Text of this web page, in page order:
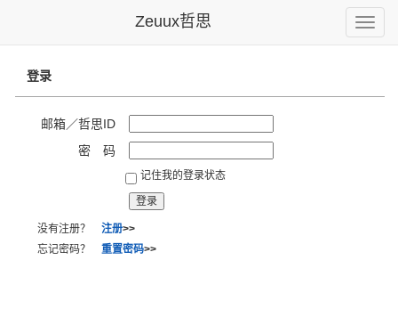
Toggle
Zeuux哲思
登录
邮箱／哲思ID
密 码
记住我的登录状态
没有注册？ 注册>>
忘记密码？ 重置密码>>